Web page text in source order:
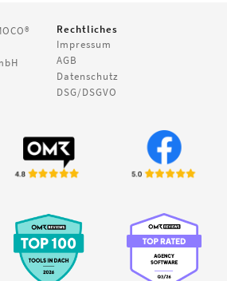
Rechtliches
Impressum
AGB
Datenschutz
DSG/DSGVO